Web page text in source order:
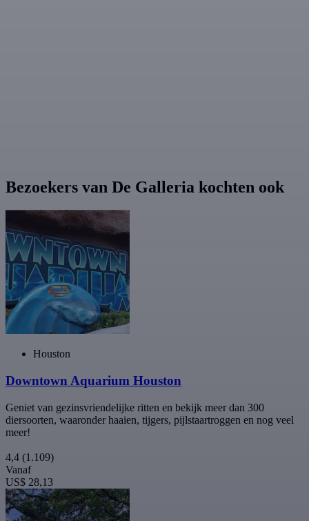
Bezoekers van De Galleria kochten ook
Houston
Downtown Aquarium Houston
Geniet van gezinsvriendelijke ritten en bekijk meer dan 300
diersoorten, waaronder haaien, tijgers, pijlstaartroggen en nog veel
meer!
4,4 (1.109)
Vanaf
US$ 28,13